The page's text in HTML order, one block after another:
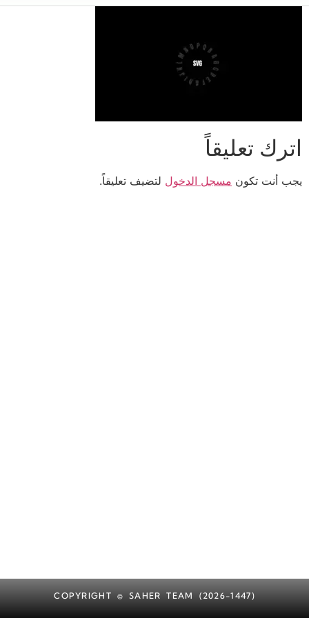
اترك تعليقاً
يجب أنت تكون مسجل الدخول لتضيف تعليقاً.
COPYRIGHT © SAHER TEAM (2026-1447)